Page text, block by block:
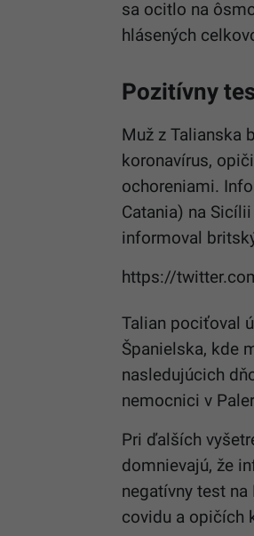
sa ocitlo na
hlásených
Pozitívny
Muž z Talianska
koronavírus,
ochoreniami.
Catania) na
informoval
https://
Talian pociťoval
Španielska, kde
nasledujúcich
nemocnici v
Pri ďalších
domnievajú, že
negatívny test
covidu a opičích